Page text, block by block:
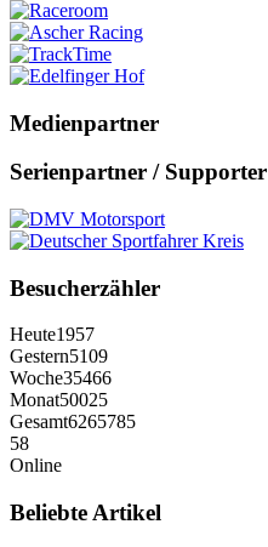
Medienpartner
Serienpartner / Supporter
Besucherzähler
Heute1957
Gestern5109
Woche35466
Monat50025
Gesamt6265785
58
Online
Beliebte Artikel